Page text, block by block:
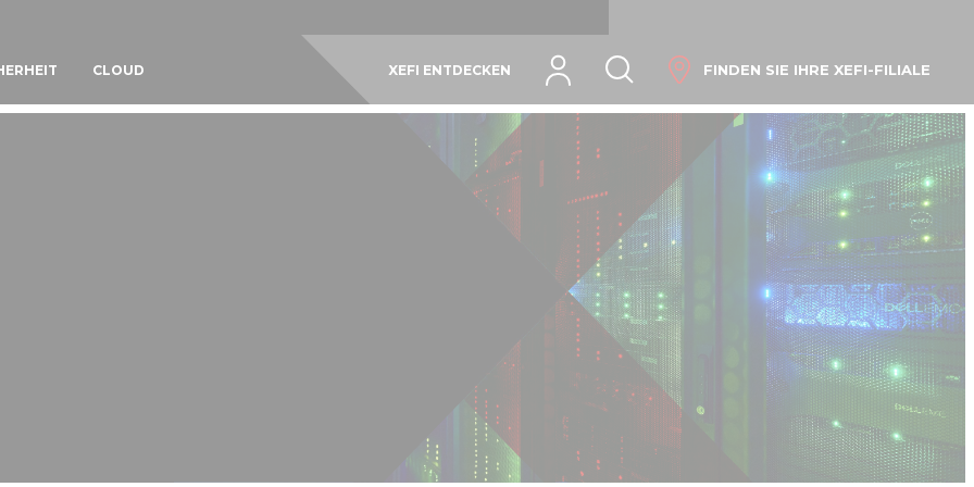
CLOUD XEFI ENTDECKEN FINDEN SIE IHRE XEFI-FILIALE